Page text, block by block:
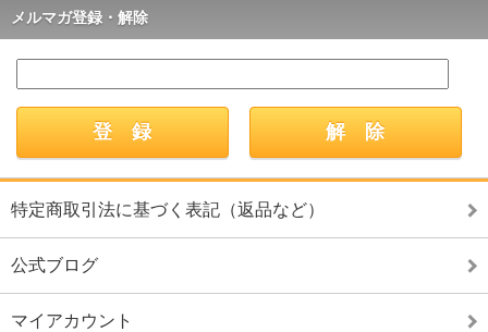
メルマガ登録・解除
特定商取引法に基づく表記（返品など）
公式ブログ
マイアカウント